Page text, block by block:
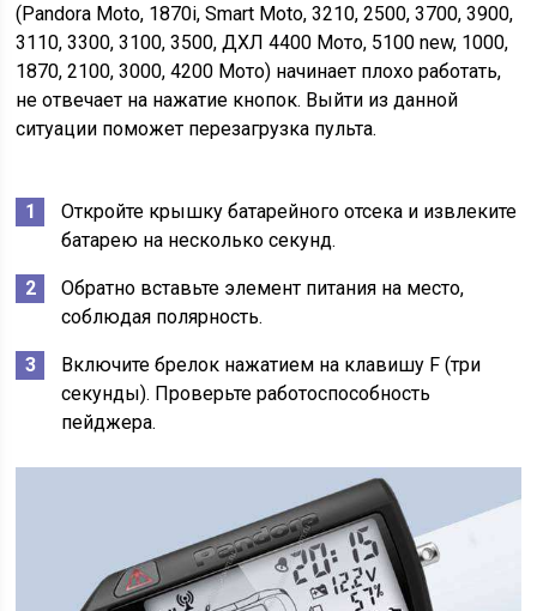
(Pandora Moto, 1870i, Smart Moto, 3210, 2500, 3700, 3900,
3110, 3300, 3100, 3500, ДХЛ 4400 Мото, 5100 new, 1000,
1870, 2100, 3000, 4200 Мото) начинает плохо работать,
не отвечает на нажатие кнопок. Выйти из данной
ситуации поможет перезагрузка пульта.
Откройте крышку батарейного отсека и извлеките
батарею на несколько секунд.
Обратно вставьте элемент питания на место,
соблюдая полярность.
Включите брелок нажатием на клавишу F (три
секунды). Проверьте работоспособность
пейджера.